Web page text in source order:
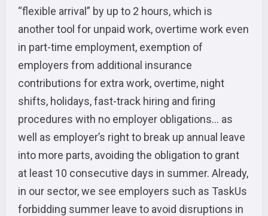
“flexible arrival” by up to 2 hours, which is
another tool for unpaid work, overtime work even
in part-time employment, exemption of
employers from additional insurance
contributions for extra work, overtime, night
shifts, holidays, fast-track hiring and firing
procedures with no employer obligations… as
well as employer’s right to break up annual leave
into more parts, avoiding the obligation to grant
at least 10 consecutive days in summer. Already,
in our sector, we see employers such as TaskUs
forbidding summer leave to avoid disruptions in